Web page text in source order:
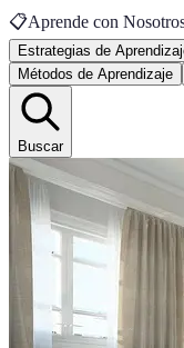
📋Aprende con
Estrategias de
Métodos de Aprendizaje
Buscar